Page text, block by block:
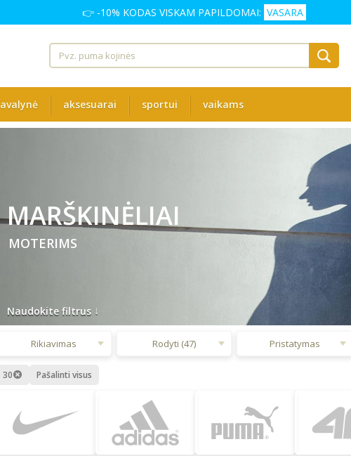
👉 -10% KODAS VISKAM PAPILDOMAI: VASARA
avalynė aksesuarai sportui vaikams
Naudokite filtrus ↓
MARŠKINĖLIAI
MOTERIMS
Rikiavimas Rodyti (47) Pristatymas
30 Pašalinti visus